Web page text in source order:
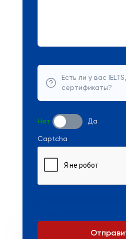
Есть ли у вас
сертификаты?
Нет Да
Captcha